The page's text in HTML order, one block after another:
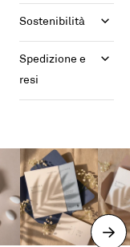
Sostenibilità
Spedizione e
resi